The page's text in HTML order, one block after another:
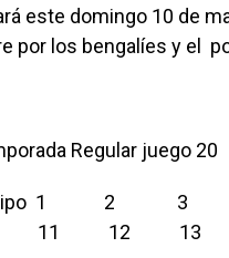
este domingo 10 de
por los bengalíes y el
Regular juego 20
11 12